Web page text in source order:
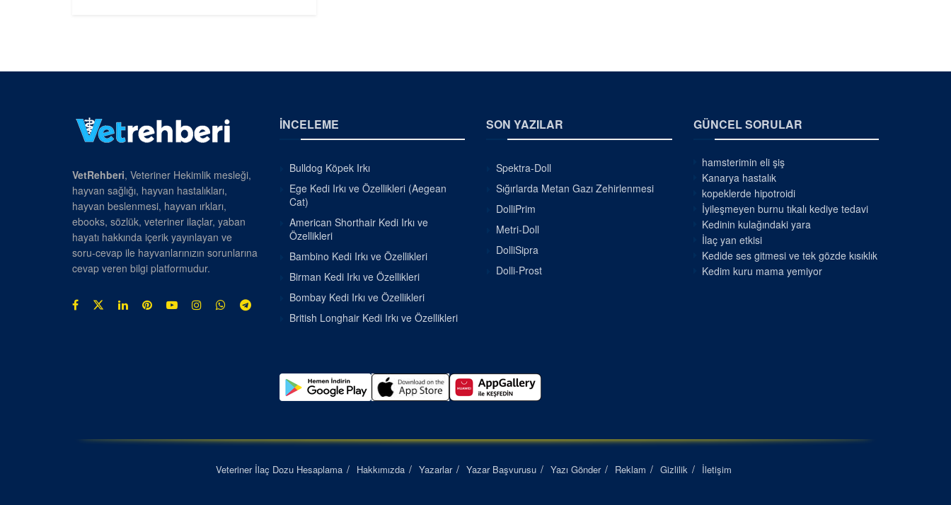
VetRehberi, Veteriner Hekimlik mesleği,
hayvan sağlığı, hayvan hastalıkları,
hayvan beslenmesi, hayvan ırkları,
ebooks, sözlük, veteriner ilaçlar, yaban
hayatı hakkında içerik yayınlayan ve
soru-cevap ile hayvanlarınızın sorunlarına
cevap veren bilgi platformudur.
İNCELEME
Bulldog Köpek Irkı
Ege Kedi Irkı ve Özellikleri (Aegean
Cat)
American Shorthair Kedi Irkı ve
Özellikleri
Bambino Kedi Irkı ve Özellikleri
Birman Kedi Irkı ve Özellikleri
Bombay Kedi Irkı ve Özellikleri
British Longhair Kedi Irkı ve Özellikleri
SON YAZILAR
Spektra-Doll
Sığırlarda Metan Gazı Zehirlenmesi
DolliPrim
Metri-Doll
DolliSipra
Dolli-Prost
GÜNCEL SORULAR
hamsterimin eli şiş
Kanarya hastalık
kopeklerde hipotroidi
İyileşmeyen burnu tıkalı kediye tedavi
Kedinin kulağındaki yara
İlaç yan etkisi
Kedide ses gitmesi ve tek gözde kısıklık
Kedim kuru mama yemiyor
Veteriner İlaç Dozu Hesaplama Hakkımızda Yazarlar Yazar Başvurusu Yazı Gönder Reklam Gizlilik İletişim